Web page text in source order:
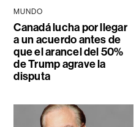
MUNDO
Canadá lucha por llegar
a un acuerdo antes de
que el arancel del 50%
de Trump agrave la
disputa